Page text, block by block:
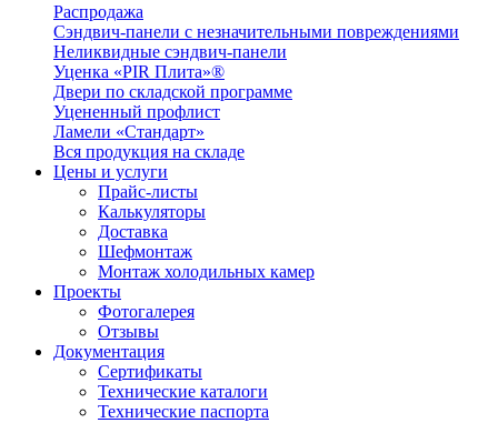
Распродажа
Сэндвич-панели с незначительными повреждениями
Неликвидные сэндвич-панели
Уценка «PIR Плита»®
Двери по складской программе
Уцененный профлист
Ламели «Стандарт»
Вся продукция на складе
Цены и услуги
Прайс-листы
Калькуляторы
Доставка
Шефмонтаж
Монтаж холодильных камер
Проекты
Фотогалерея
Отзывы
Документация
Сертификаты
Технические каталоги
Технические паспорта